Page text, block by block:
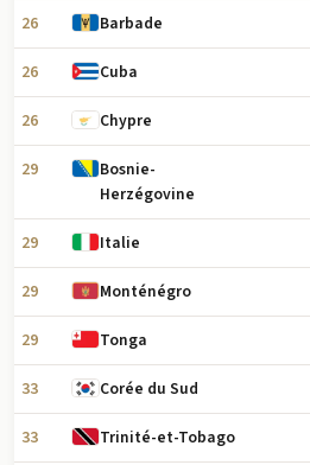
26 Barbade
26 Cuba
26 Chypre
29
Bosnie-
Herzégovine
29 Italie
29 Monténégro
29 Tonga
33 Corée du Sud
33 Trinité-et-Tobago